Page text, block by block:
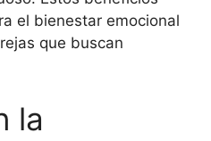
el bienestar emocional
que buscan
la